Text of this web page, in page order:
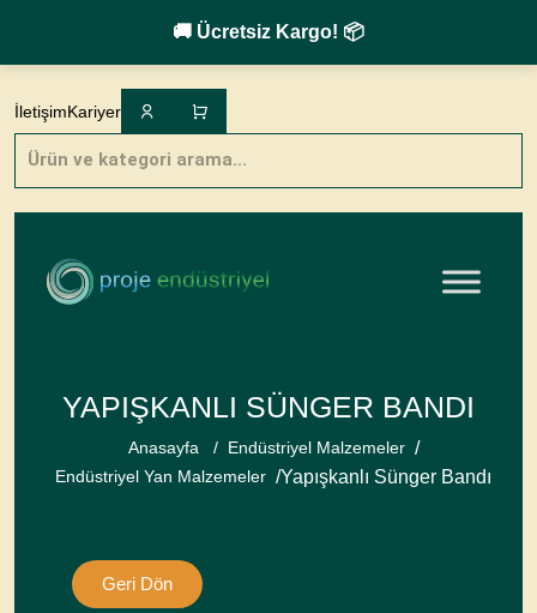
🚚 Ücretsiz Kargo! 📦
content
search
İletişimKariyer
YAPIŞKANLI SÜNGER BANDI
Anasayfa / Endüstriyel Malzemeler /
Endüstriyel Yan Malzemeler /Yapışkanlı Sünger Bandı
Geri Dön